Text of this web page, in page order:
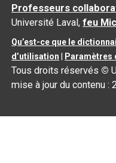
Professeurs
Université Laval,feu
Qu’est-ce que le
d’utilisation
Paramètres
Tous droits réservés ©
mise à jour du contenu :